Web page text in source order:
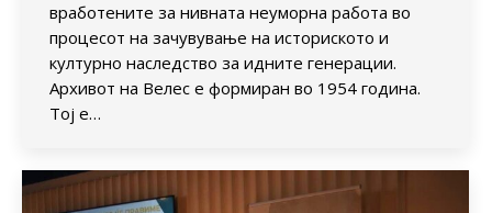
вработените за нивната неуморна работа во
процесот на зачувување на историското и
културно наследство за идните генерации.
Архивот на Велес е формиран во 1954 година.
Тој е…